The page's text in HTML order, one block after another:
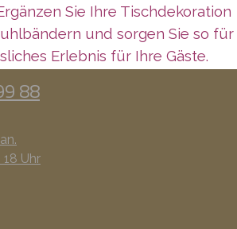
Sie Ihre Tischdekoration
und sorgen Sie so für
Erlebnis für Ihre Gäste.
88
Uhr